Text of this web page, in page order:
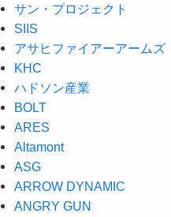
サン・プロジェクト
SIIS
アサヒファイアーアームズ
KHC
ハドソン産業
BOLT
ARES
Altamont
ASG
ARROW DYNAMIC
ANGRY GUN